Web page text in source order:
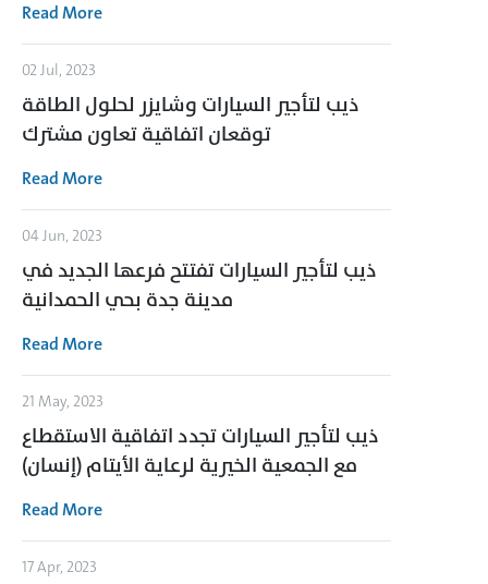
Read More
02 Jul, 2023
ذيب لتأجير السيارات وشايزر لحلول الطاقة
توقعان اتفاقية تعاون مشترك
Read More
04 Jun, 2023
ذيب لتأجير السيارات تفتتح فرعها الجديد في
مدينة جدة بحي الحمدانية
Read More
21 May, 2023
ذيب لتأجير السيارات تجدد اتفاقية الاستقطاع
مع الجمعية الخيرية لرعاية الأيتام (إنسان)
Read More
17 Apr, 2023